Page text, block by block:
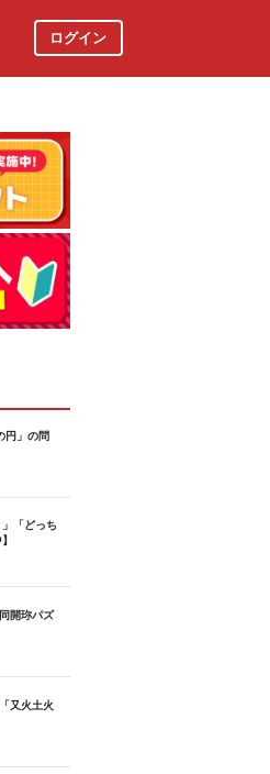
ログイン
円」の問
「どっち
開珎パズ
又火土火